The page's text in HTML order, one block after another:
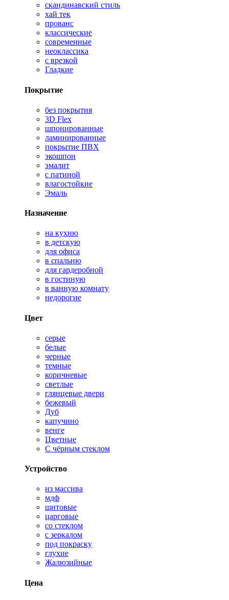
скандинавский стиль
хай тек
прованс
классические
современные
неоклассика
с врезкой
Гладкие
Покрытие
без покрытия
3D Flex
шпонированные
ламинированные
покрытие ПВХ
экошпон
эмалит
с патиной
влагостойкие
Эмаль
Назначение
на кухню
в детскую
для офиса
в спальню
для гардеробной
в гостиную
в ванную комнату
недорогие
Цвет
серые
белые
черные
темные
коричневые
светлые
глянцевые двери
бежевый
Дуб
капучино
венге
Цветные
С чёрным стеклом
Устройство
из массива
мдф
щитовые
царговые
со стеклом
с зеркалом
под покраску
глухие
Жалюзийные
Цена